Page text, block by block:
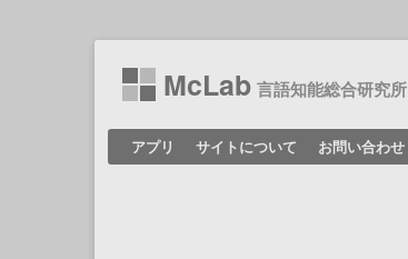
McLab 言語知能総合研究所
コンテンツへ移動
アプリ サイトについて お問い合わせ